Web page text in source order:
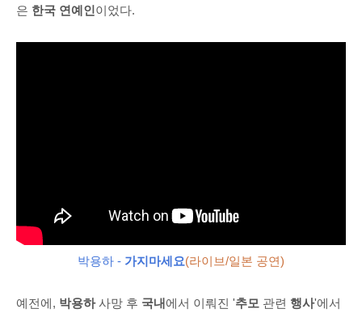
은 한국 연예인이었다.
박용하 - 가지마세요(라이브/일본 공연)
예전에, 박용하사망 후 국내 에서 이뤄진 '추모 관련 행사'에서